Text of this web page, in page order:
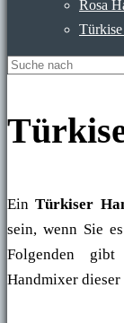
Rosa
EinTürkiser
sein, wenn Sie
Folgenden
Handmixer dieser